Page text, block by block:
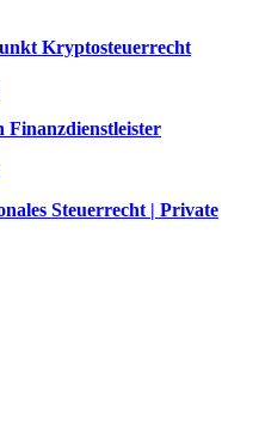
Kryptosteuerrecht
Finanzdienstleister
Steuerrecht | Private